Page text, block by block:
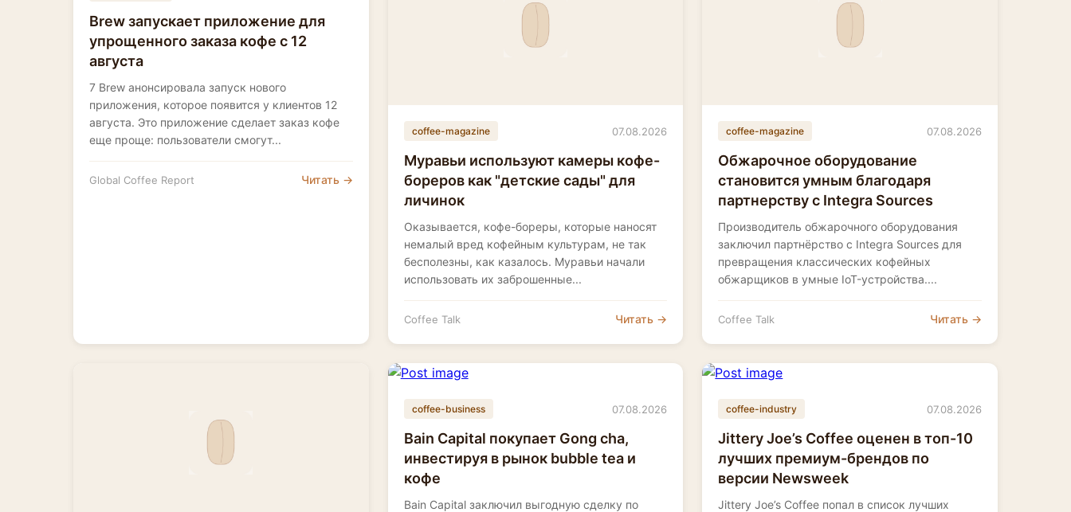
Brew запускает приложение для
упрощенного заказа кофе с 12
августа
7 Brew анонсировала запуск нового
приложения, которое появится у клиентов 12
августа. Это приложение сделает заказ кофе
еще проще: пользователи смогут...
Global Coffee Report Читать →
coffee-magazine 07.08.2026
Муравьи используют камеры кофе-
бореров как "детские сады" для
личинок
Оказывается, кофе-бореры, которые наносят
немалый вред кофейным культурам, не так
бесполезны, как казалось. Муравьи начали
использовать их заброшенные...
Coffee Talk Читать →
coffee-magazine 07.08.2026
Обжарочное оборудование
становится умным благодаря
партнерству с Integra Sources
Производитель обжарочного оборудования
заключил партнёрство с Integra Sources для
превращения классических кофейных
обжарщиков в умные IoT-устройства....
Coffee Talk Читать →
coffee-business 07.08.2026
Bain Capital покупает Gong cha,
инвестируя в рынок bubble tea и
кофе
Bain Capital заключил выгодную сделку по
coffee-industry 07.08.2026
Jittery Joe’s Coffee оценен в топ-10
лучших премиум-брендов по
версии Newsweek
Jittery Joe’s Coffee попал в список лучших